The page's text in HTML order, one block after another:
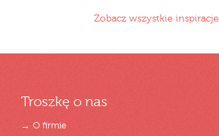
Zobacz wszystkie inspiracje
Troszkę o nas
→ O firmie